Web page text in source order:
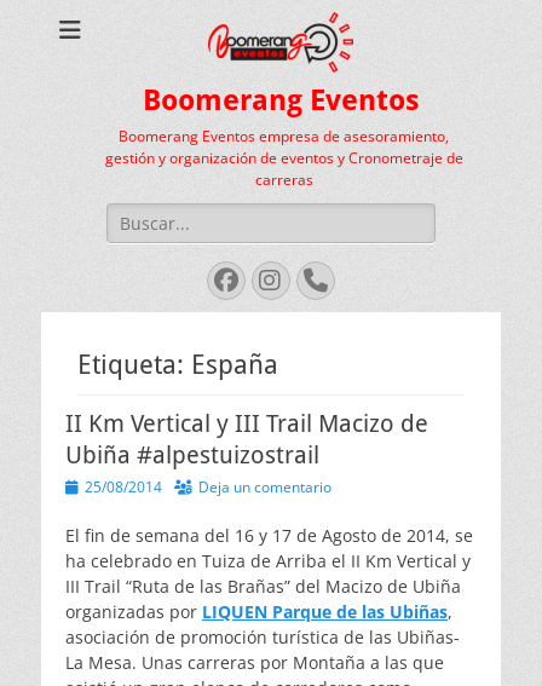
Boomerang Eventos
Boomerang Eventos empresa de asesoramiento,
gestión y organización de eventos y Cronometraje de
carreras
Buscar:
Facebook
Instagram
Teléfono
Etiqueta: España
II Km Vertical y III Trail Macizo de
Ubiña #alpestuizostrail
Publicado
25/08/2014 Deja un comentario
El fin de semana del 16 y 17 de Agosto de 2014, se
ha celebrado en Tuiza de Arriba el II Km Vertical y
III Trail “Ruta de las Brañas” del Macizo de Ubiña
organizadas por LIQUEN Parque de las Ubiñas,
asociación de promoción turística de las Ubiñas-
La Mesa. Unas carreras por Montaña a las que